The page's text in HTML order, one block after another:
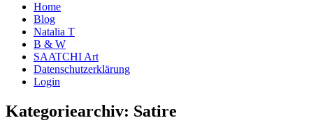
Home
Blog
Natalia T
B & W
SAATCHI Art
Datenschutzerklärung
Login
Kategoriearchiv: Satire